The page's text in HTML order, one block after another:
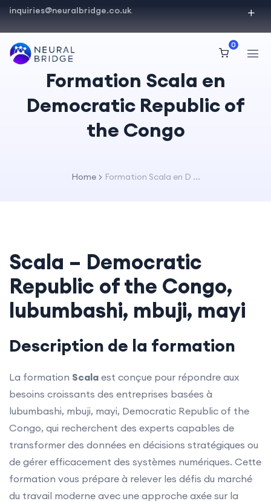
inquiries@neuralbridge.co.uk
0
Formation Scala en
Democratic Republic of
the Congo
Home Formation Scala en D ...
Scala – Democratic
Republic of the Congo,
lubumbashi, mbuji, mayi
Description de la formation
La formation Scala est conçue pour répondre aux
besoins croissants des entreprises basées à
lubumbashi, mbuji, mayi, Democratic Republic of the
Congo, qui recherchent des experts capables de
transformer des données en décisions stratégiques ou
de gérer efficacement des systèmes numériques. Cette
formation vous prépare à relever les défis du marché
du travail moderne avec une approche axée sur la